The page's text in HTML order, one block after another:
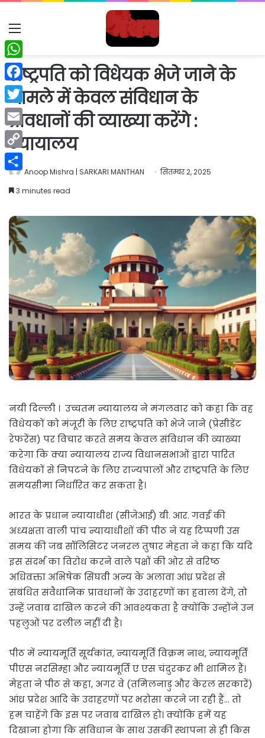
Menu
राष्ट्रपति को विधेयक भेजे जाने के
मामले में केवल संविधान के
प्रावधानों की व्याख्या करेंगे :
न्यायालय
Anoop Mishra | SARKARI MANTHAN
सितम्बर 2, 2025
3 minutes read
नयी दिल्ली । उच्चतम न्यायालय ने मंगलवार को कहा कि वह
विधेयकों को मंजूरी के लिए राष्ट्रपति को भेजे जाने (प्रेसीडेंट
रेफरेंस) पर विचार करते समय केवल संविधान की व्याख्या
करेगा कि क्या न्यायालय राज्य विधानसभाओं द्वारा पारित
विधेयकों से निपटने के लिए राज्यपालों और राष्ट्रपति के लिए
समयसीमा निर्धारित कर सकता है।
भारत के प्रधान न्यायाधीश (सीजेआई) बी. आर. गवई की
अध्यक्षता वाली पांच न्यायाधीशों की पीठ ने यह टिप्पणी उस
समय की जब सॉलिसिटर जनरल तुषार मेहता ने कहा कि यदि
इस संदर्भ का विरोध करने वाले पक्षों की ओर से वरिष्ठ
अधिवक्ता अभिषेक सिंघवी अन्य के अलावा आंध्र प्रदेश से
संबंधित संवैधानिक प्रावधानों के उदाहरणों का हवाला देंगे, तो
उन्हें जवाब दाखिल करने की आवश्यकता है क्योंकि उन्होंने उन
पहलुओं पर दलील नहीं दी है।
पीठ में न्यायमूर्ति सूर्यकांत, न्यायमूर्ति विक्रम नाथ, न्यायमूर्ति
पीएस नरसिम्हा और न्यायमूर्ति ए एस चंदुरकर भी शामिल हैं।
मेहता ने पीठ से कहा, अगर वे (तमिलनाडु और केरल सरकारें)
आंध्र प्रदेश आदि के उदाहरणों पर भरोसा करने जा रही हैं… तो
हम चाहेंगे कि इस पर जवाब दाखिल हो। क्योंकि हमें यह
दिखाना होगा कि संविधान के साथ उसकी स्थापना से ही किस
WhatsApp
Facebook
Twitter
Email
Copy
Link
Share